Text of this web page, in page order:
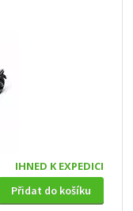
IHNED K EXPEDICI
Přidat do košíku